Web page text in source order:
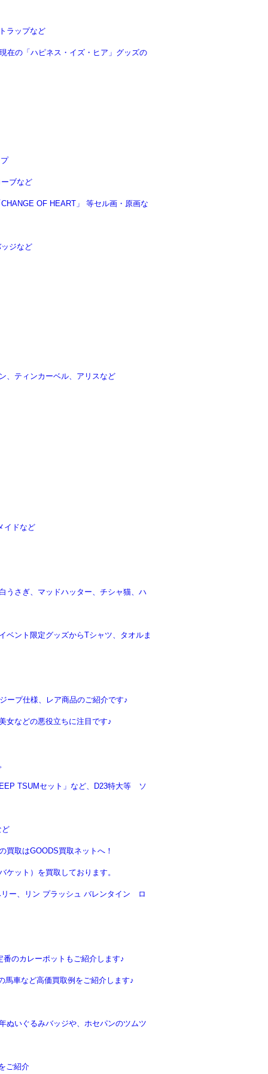
ラップなど
在の「ハピネス・イズ・ヒア」グッズの
ブなど
OF HEART」 等セル画・原画な
ジなど
、ティンカーベル、アリスなど
イドなど
うさぎ、マッドハッター、チシャ猫、ハ
ベント限定グッズからTシャツ、タオルま
ープ仕様、レア商品のご紹介です♪
女などの悪役立ちに注目です♪
TSUMセット」など、D23特大等 ソ
ど
買取はGOODS買取ネットへ！
ット）を買取しております。
リー、リン プラッシュ バレンタイン ロ
のカレーポットもご紹介します♪
車など高価買取例をご紹介します♪
ぬいぐるみバッジや、ホセパンのツムツ
ご紹介